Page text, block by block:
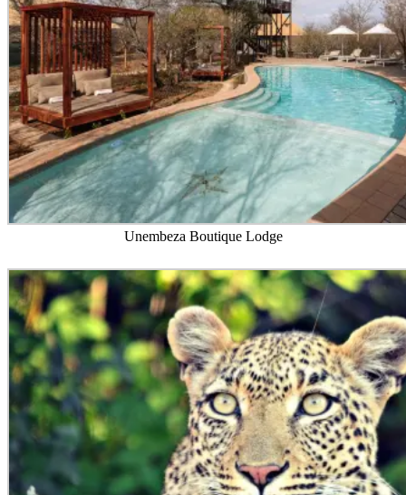
Unembeza Boutique Lodge